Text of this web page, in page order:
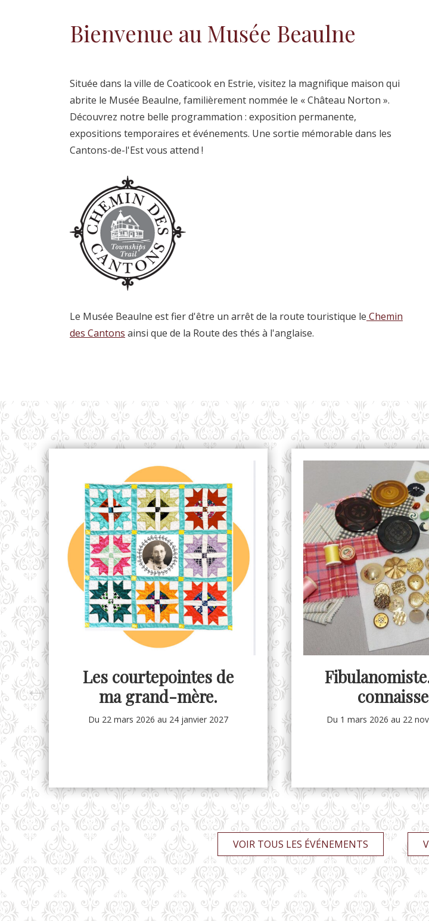
Bienvenue au Musée Beaulne
Située dans la ville de Coaticook en Estrie, visitez la magnifique maison qui
abrite le Musée Beaulne, familièrement nommée le « Château Norton ».
Découvrez notre belle programmation : exposition permanente,
expositions temporaires et événements. Une sortie mémorable dans les
Cantons-de-l'Est vous attend !
Le Musée Beaulne est fier d'être un arrêt de la route touristique le Chemin
des Cantons ainsi que de la Route des thés à l'anglaise.
Les courtepointes de
ma grand-mère.
Du 22 mars 2026 au 24 janvier 2027 Du 1 mars 2026 au 22
VOIR TOUS LES ÉVÉNEMENTS